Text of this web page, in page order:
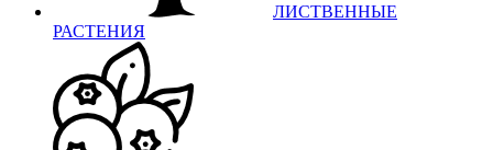
ЛИСТВЕННЫЕ
РАСТЕНИЯ